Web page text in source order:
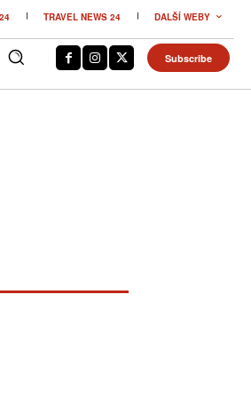
TRAVEL NEWS 24 DALŠÍ WEBY
Subscribe